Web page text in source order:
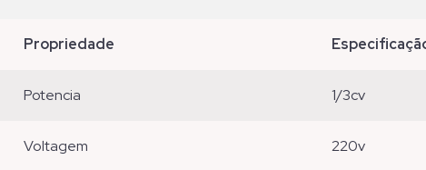
propriedade
potencia 1/3cv
voltagem 220v